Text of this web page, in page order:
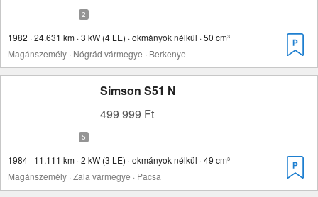
1982 · 24.631 km · 3 kW (4 LE) · okmányok nélkül · 50 cm³
Magánszemély · Nógrád vármegye · Berkenye
Simson S51 N
499 999 Ft
1984 · 11.111 km · 2 kW (3 LE) · okmányok nélkül · 49 cm³
Magánszemély · Zala vármegye · Pacsa